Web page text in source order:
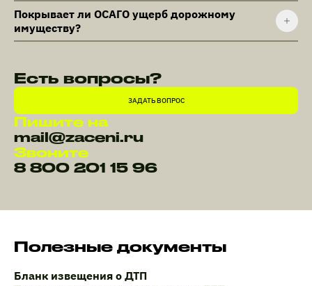
Покрывает ли ОСАГО ущерб дорожному
имуществу?
Есть вопросы?
ЗАДАТЬ ВОПРОС
Пишите на
mail@zaceni.ru
Звоните
8 800 201 15 96
Полезные документы
Бланк извещения о ДТП